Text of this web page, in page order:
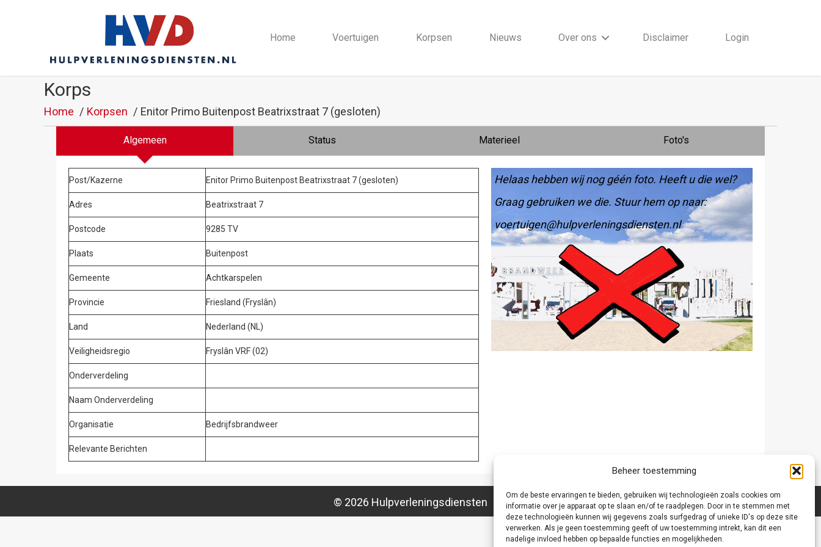
Beheer toestemming
Om de beste ervaringen te bieden, gebruiken wij technologieën zoals cookies om
informatie over je apparaat op te slaan en/of te raadplegen. Door in te stemmen met
deze technologieën kunnen wij gegevens zoals surfgedrag of unieke ID's op deze site
verwerken. Als je geen toestemming geeft of uw toestemming intrekt, kan dit een
nadelige invloed hebben op bepaalde functies en mogelijkheden.
Home Voertuigen Korpsen Nieuws Over ons Disclaimer Login
Korps
Home Korpsen Enitor Primo Buitenpost Beatrixstraat 7 (gesloten)
Algemeen Status Materieel Foto's
Post/Kazerne Enitor Primo Buitenpost Beatrixstraat 7 (gesloten)
Adres Beatrixstraat 7
Postcode 9285 TV
Plaats Buitenpost
Gemeente Achtkarspelen
Provincie Friesland (Fryslân)
Land Nederland (NL)
Veiligheidsregio Fryslân VRF (02)
Onderverdeling
Naam Onderverdeling
Organisatie Bedrijfsbrandweer
Relevante Berichten
Helaas hebben wij nog géén foto. Heeft u die wel?
Graag gebruiken we die. Stuur hem op naar:
voertuigen@hulpverleningsdiensten.nl
© 2026 Hulpverleningsdiensten